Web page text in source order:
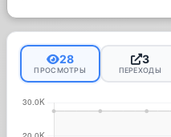
28
ПРОСМОТРЫ
3
ПЕРЕХОДЫ